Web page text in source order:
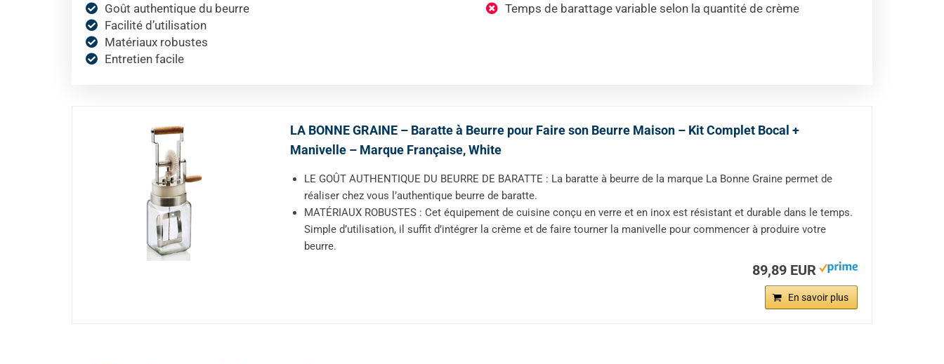
Goût authentique du beurre
Facilité d’utilisation
Matériaux robustes
Entretien facile
Temps de barattage variable selon la quantité de crème
LA BONNE GRAINE – Baratte à Beurre pour Faire son Beurre Maison – Kit Complet Bocal +
Manivelle – Marque Française, White
LE GOÛT AUTHENTIQUE DU BEURRE DE BARATTE : La baratte à beurre de la marque La Bonne Graine permet de
réaliser chez vous l’authentique beurre de baratte.
MATÉRIAUX ROBUSTES : Cet équipement de cuisine conçu en verre et en inox est résistant et durable dans le temps.
Simple d’utilisation, il suffit d’intégrer la crème et de faire tourner la manivelle pour commencer à produire votre
beurre.
89,89 EUR
En savoir plus